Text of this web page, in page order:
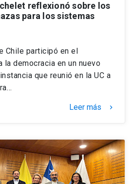
launch
reflexionó sobre los
para los sistemas
Chile participó en el
la democracia en un nuevo
que reunió en la UC a
Leer más keyboard_arrow_right